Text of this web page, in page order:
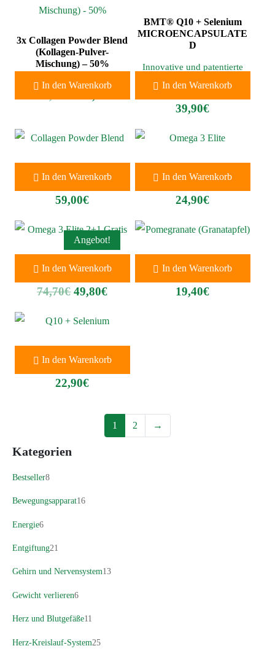
3x Collagen Powder Blend
(Kollagen-Pulver-
Mischung) – 50%
In den Warenkorb
BMT® Q10 + Selenium
MICROENCAPSULATE
D
Innovative und patentierte
gie von Coenzym Q10.
39,90€
In den Warenkorb
59,00€
In den Warenkorb
24,90€
In den Warenkorb
Angebot!
74,70€ 49,80€
In den Warenkorb
19,40€
In den Warenkorb
22,90€
In den Warenkorb
1 2 →
Kategorien
Bestseller8
Bewegungsapparat16
Energie6
Entgiftung21
Gehirn und Nervensystem13
Gewicht verlieren6
Herz und Blutgefäße11
Herz-Kreislauf-System25